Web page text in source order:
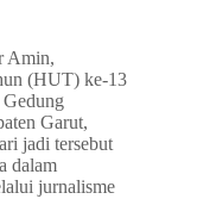
Amin,
(HUT) ke-13
Garut,
jadi tersebut
dalam
jurnalisme